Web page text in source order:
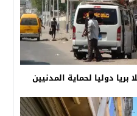
دوليا لحماية المدنيين